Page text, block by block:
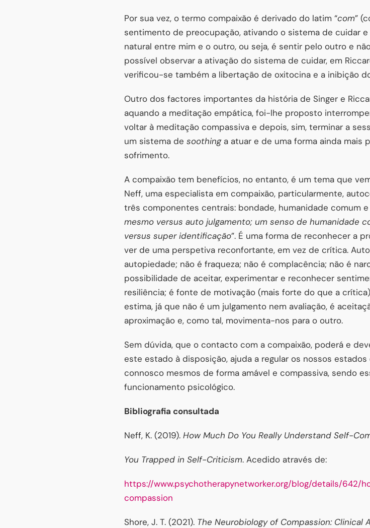
Por sua vez, o termo compaixão é derivado do latim “com”
sentimento de preocupação, ativando o sistema de cuidar
natural entre mim e o outro, ou seja, é sentir pelo outro e
possível observar a ativação do sistema de cuidar, em
verificou-se também a libertação de oxitocina e a inibição
Outro dos factores importantes da história de Singer e
aquando a meditação empática, foi-lhe proposto
voltar à meditação compassiva e depois, sim, terminar a
um sistema de soothinga atuar e de uma forma ainda mais
sofrimento.
A compaixão tem benefícios, no entanto, é um tema que
Neff, uma especialista em compaixão, particularmente,
três componentes centrais: bondade, humanidade comum e
mesmo versus auto julgamento; um senso de humanidade
versus super identificação”. É uma forma de reconhecer a
ver de uma perspetiva reconfortante, em vez de crítica.
autopiedade; não é fraqueza; não é complacência; não é
possibilidade de aceitar, experimentar e reconhecer
resiliência; é fonte de motivação (mais forte do que a
estima, já que não é um julgamento nem avaliação, é
aproximação e, como tal, movimenta-nos para o outro.
Sem dúvida, que o contacto com a compaixão, poderá e
este estado à disposição, ajuda a regular os nossos
connosco mesmos de forma amável e compassiva, sendo
funcionamento psicológico.
Bibliografia consultada
Neff, K. (2019). How Much Do You Really Understand Self-
You Trapped in Self-Criticism. Acedido através de:
https://www.psychotherapynetworker.org/blog/details/
compassion
Shore, J. T. (2021). The Neurobiology of Compassion: